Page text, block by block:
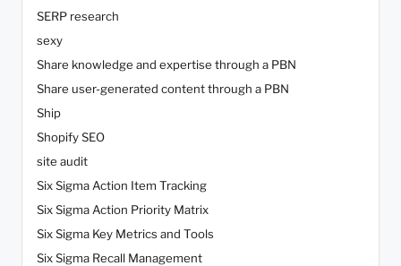
SERP research
sexy
Share knowledge and expertise through a PBN
Share user-generated content through a PBN
Ship
Shopify SEO
site audit
Six Sigma Action Item Tracking
Six Sigma Action Priority Matrix
Six Sigma Key Metrics and Tools
Six Sigma Recall Management